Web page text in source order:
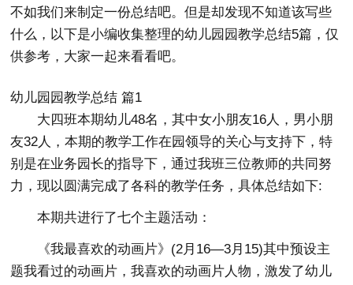
不如我们来制定一份总结吧。但是却发现不知道该写些
什么，以下是小编收集整理的幼儿园园教学总结5篇，仅
供参考，大家一起来看看吧。
幼儿园园教学总结 篇1
大四班本期幼儿48名，其中女小朋友16人，男小朋
友32人，本期的教学工作在园领导的关心与支持下，特
别是在业务园长的指导下，通过我班三位教师的共同努
力，现以圆满完成了各科的教学任务，具体总结如下:
本期共进行了七个主题活动：
《我最喜欢的动画片》(2月16—3月15)其中预设主
题我看过的动画片，我喜欢的动画片人物，激发了幼儿